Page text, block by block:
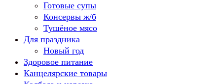
Готовые супы
Консервы ж/б
Тушёное мясо
Для праздника
Новый год
Здоровое питание
Канцелярские товары